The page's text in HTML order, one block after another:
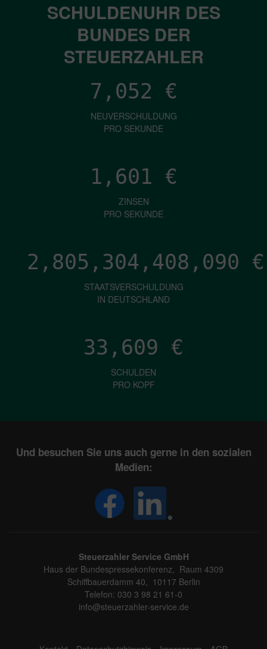
SCHULDENUHR DES
BUNDES DER
STEUERZAHLER
7,052 €
NEUVERSCHULDUNG
PRO SEKUNDE
1,601 €
ZINSEN
PRO SEKUNDE
2,805,304,411,052 €
STAATSVERSCHULDUNG
IN DEUTSCHLAND
33,609 €
SCHULDEN
PRO KOPF
Und besuchen Sie uns auch gerne in den sozialen
Medien:
Steuerzahler Service GmbH
Haus der Bundespressekonferenz, Raum 4309
Schiffbauerdamm 40, 10117 Berlin
Telefon: 030 3 98 21 61-0
info@steuerzahler-service.de